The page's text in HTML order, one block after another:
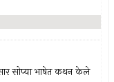
सार सोप्या भाषेत कथन केले